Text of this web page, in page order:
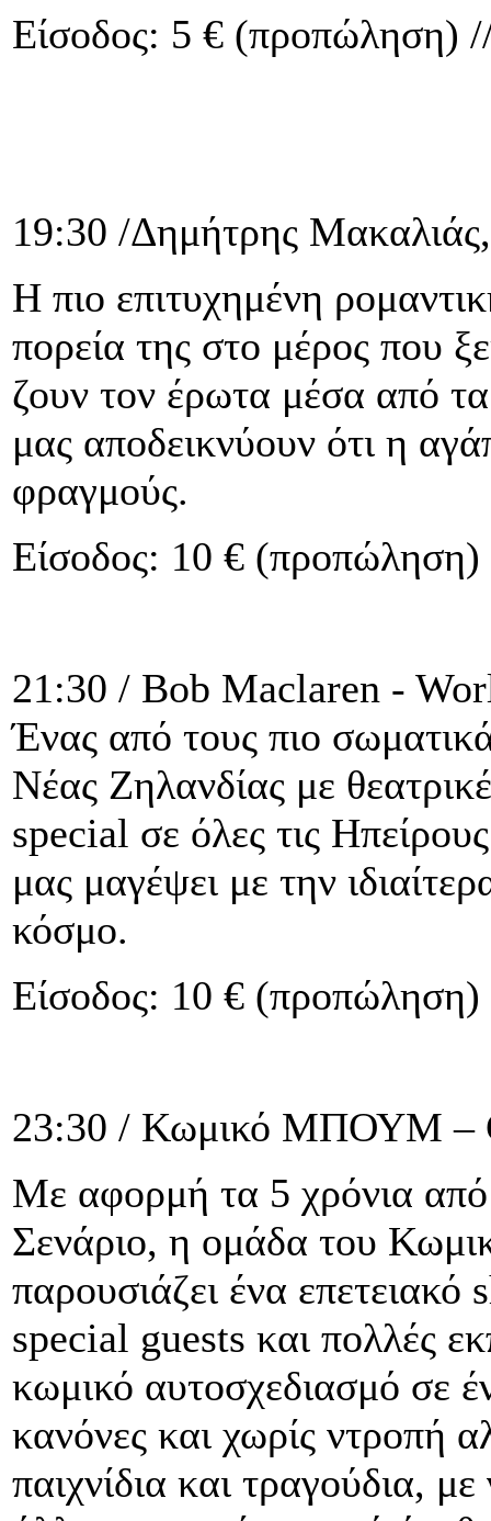
Είσοδος: 5 € (προπώληση)
19:30 /Δημήτρης
Η πιο επιτυχημένη
πορεία της στο μέρος που
ζουν τον έρωτα μέσα από
μας αποδεικνύουν ότι η
φραγμούς.
Είσοδος: 10 €
21:30 / Bob Maclaren -
Ένας από τους πιο
Νέας Ζηλανδίας με
special σε όλες τις
μας μαγέψει με την
κόσμο.
Είσοδος: 10 €
23:30 / Κωμικό ΜΠΟΥΜ –
Με αφορμή τα 5 χρόνια
Σενάριο, η ομάδα του
παρουσιάζει ένα επετειακό
special guests και πολλές
κωμικό αυτοσχεδιασμό σε
κανόνες και χωρίς ντροπή
παιχνίδια και τραγούδια,